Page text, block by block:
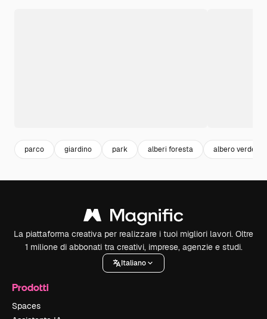
parco giardino park alberi foresta albero verde
La piattaforma creativa per realizzare i tuoi migliori lavori. Oltre
1 milione di abbonati tra creativi, imprese, agenzie e studi.
Italiano
Prodotti
Spaces